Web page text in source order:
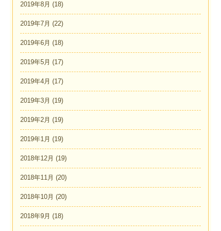
2019年8月 (18)
2019年7月 (22)
2019年6月 (18)
2019年5月 (17)
2019年4月 (17)
2019年3月 (19)
2019年2月 (19)
2019年1月 (19)
2018年12月 (19)
2018年11月 (20)
2018年10月 (20)
2018年9月 (18)